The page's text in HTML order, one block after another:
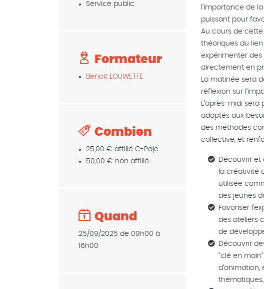
Service public
Formateur
Benoît LOUWETTE
Combien
25,00 € affilié C-Paje
50,00 € non affilié
Quand
25/09/2025 de 09h00 à
16h00
l’importance de
puissant pour
Au cours de cette
théoriques du
expérimenter
directement en
La matinée sera
réflexion sur
L’après-midi
adaptés aux
des méthodes
collective, et
Découvrir et
la créativité
utilisée
des jeunes
Favoriser
des ateliers
de
Découvrir
"clé en
d’animation,